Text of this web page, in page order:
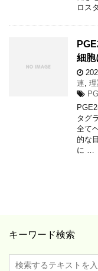
ロス
細胞
連
タグ
全て
的な
に …
キーワード検索